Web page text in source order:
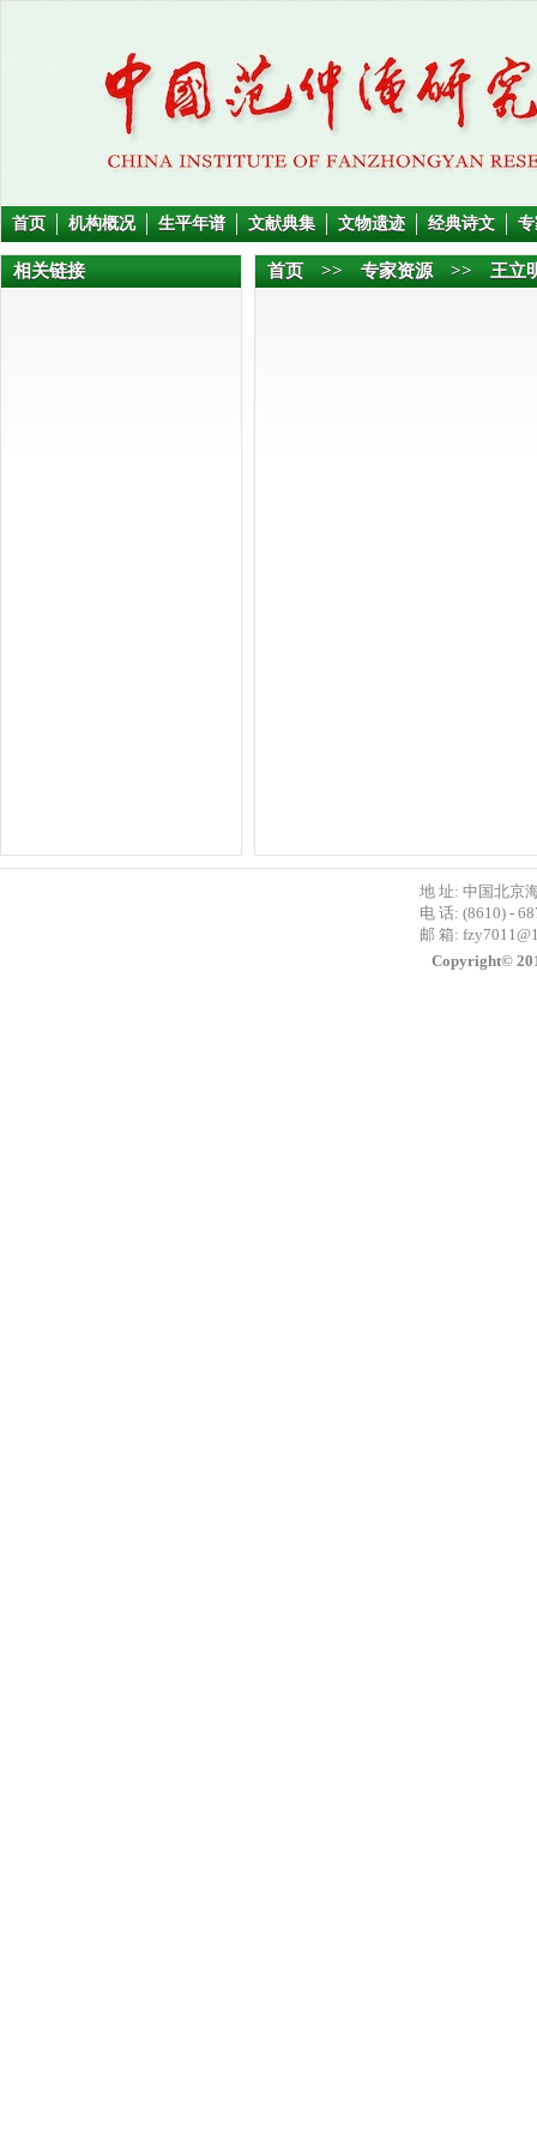
首页 机构概况 生平年谱 文献典集 文物遗迹 经典诗文
相关链接 首页 >> 专家资源 >> 王立
地 址: 中国北京
电 话: (8610) -
邮 箱:
Copyright©